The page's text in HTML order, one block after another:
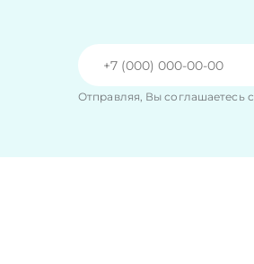
Отправляя, Вы соглашаетесь с